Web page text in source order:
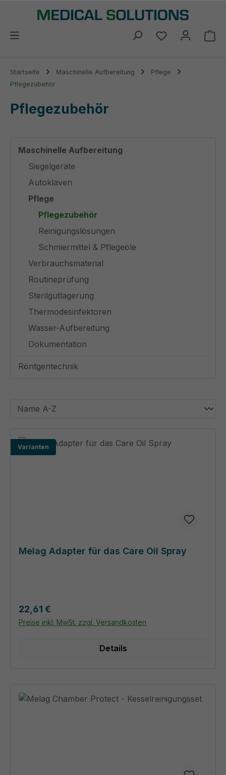
springen
Du hast 0
Startseite Maschinelle Aufbereitung
Pflege
Pflegezubehör
Pflegezubehör
Maschinelle Aufbereitung
Siegelgeräte
Autoklaven
Pflege
Pflegezubehör
Reinigungslösungen
Schmiermittel & Pflegeöle
Verbrauchsmaterial
Routineprüfung
Sterilgutlagerung
Thermodesinfektoren
Wasser-Aufbereitung
Dokumentation
Röntgentechnik
Varianten
Melag Adapter für das Care Oil Spray
Regulärer Preis:
22,61 €
Preise inkl. MwSt. zzgl. Versandkosten
Details